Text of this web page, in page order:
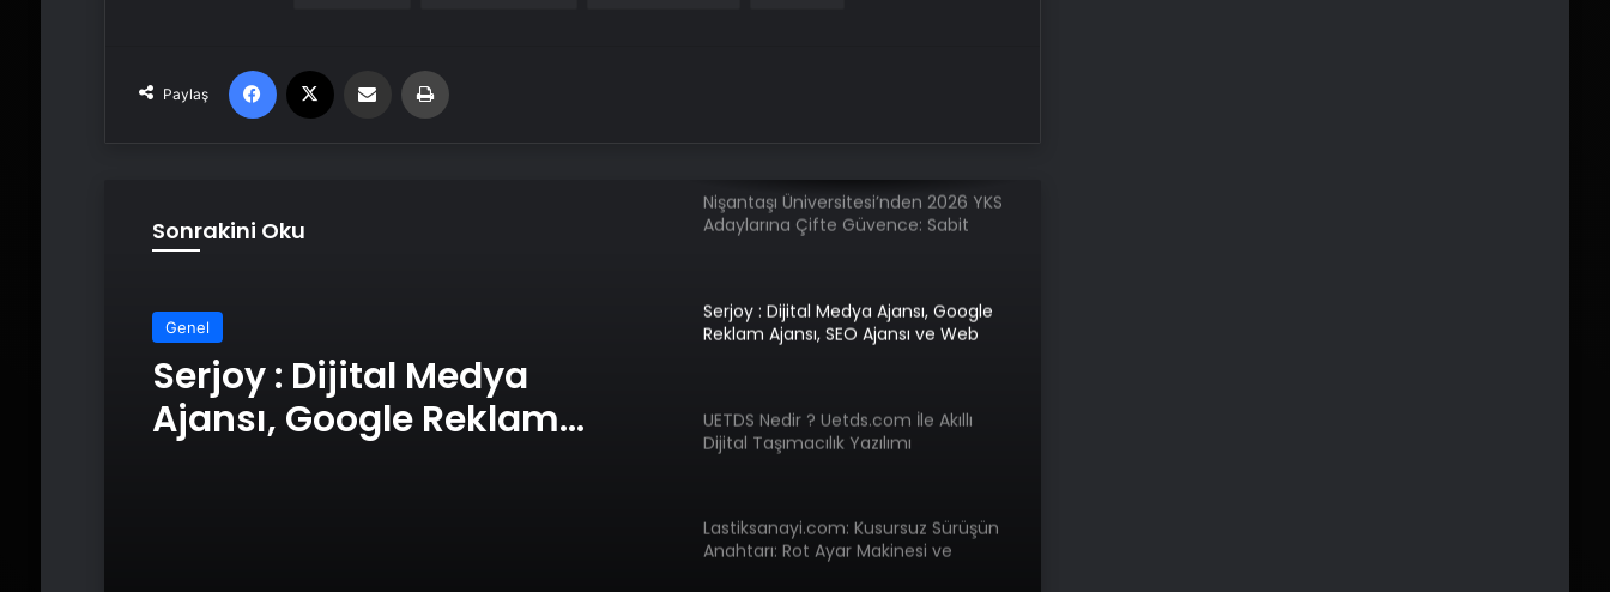
Paylaş
Facebook Email'den paylaş
Sonrakini Oku
Genel
Serjoy : Dijital Medya
Ajansı, Google Reklam
Nişantaşı Üniversitesi’nden 2026 YKS
Adaylarına Çifte Güvence: Sabit
Serjoy : Dijital Medya Ajansı, Google
Reklam Ajansı, SEO Ajansı ve Web
UETDS Nedir ? Uetds.com İle Akıllı
Dijital Taşımacılık Yazılımı
Lastiksanayi.com: Kusursuz Sürüşün
Anahtarı: Rot Ayar Makinesi ve